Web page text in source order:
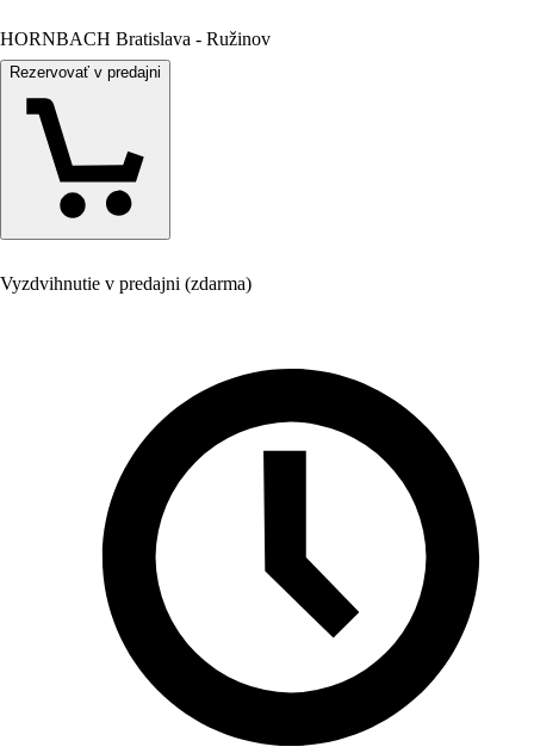
HORNBACH Bratislava - Ružinov
Rezervovať v predajni
Vyzdvihnutie v predajni (zdarma)